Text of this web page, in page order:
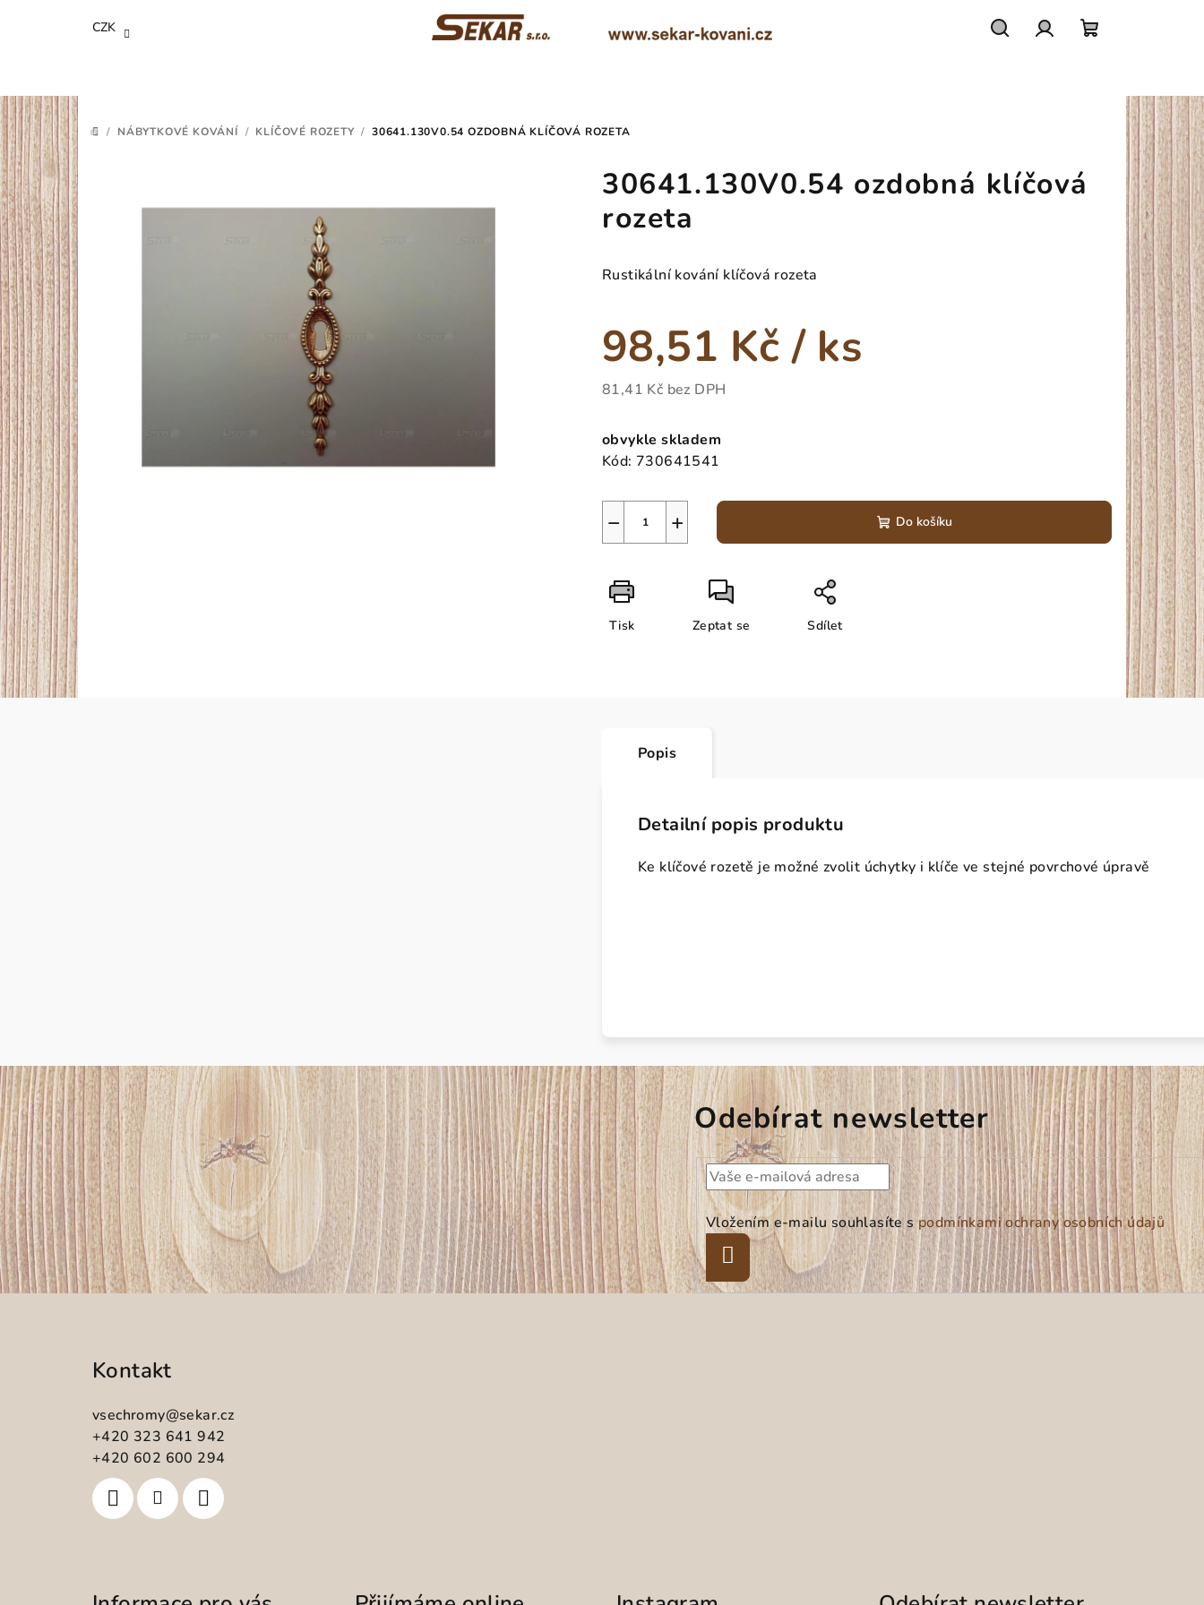
CZK
košík
DOMŮ
/ NÁBYTKOVÉ KOVÁNÍ / KLÍČOVÉ ROZETY / 30641.130V0.54 OZDOBNÁ KLÍČOVÁ ROZETA
30641.130V0.54 ozdobná klíčová
rozeta
Rustikální kování klíčová rozeta
98,51 Kč/ ks
81,41 Kč bez DPH
cena:
obvykle skladem
Kód: 730641541
+
− Do košíku
Tisk Zeptat se Sdílet
Popis
Detailní popis produktu
Ke klíčové rozetě je možné zvolit úchytky i klíče ve stejné povrchové úpravě
Odebírat newsletter
Vložením e-mailu souhlasíte spodmínkami ochrany osobních údajů
Přihlásit
Kontakt
vsechromy@sekar.cz
+420 323 641 942
+420 602 600 294